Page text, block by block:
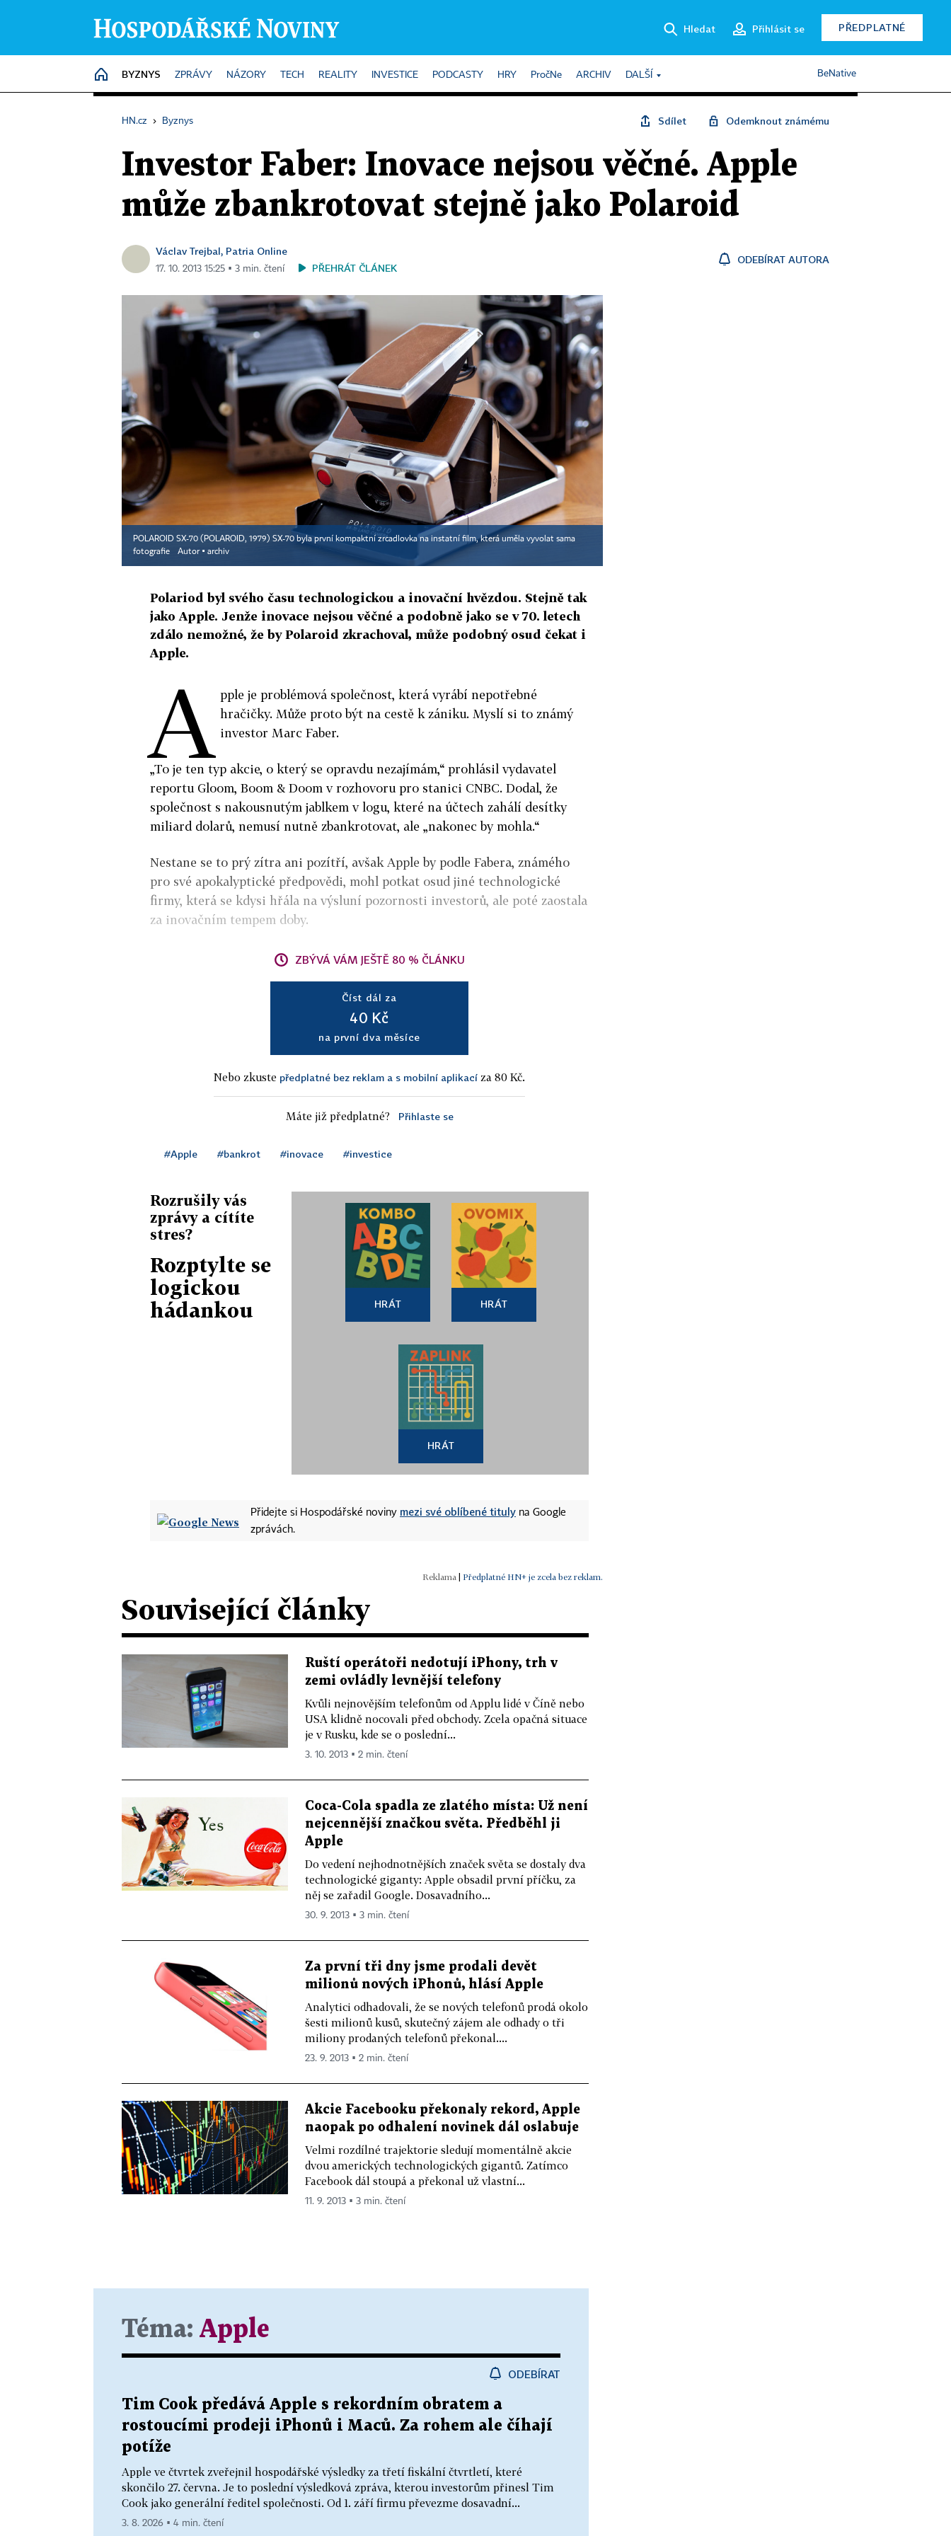
Hledat Přihlásit se PŘEDPLATNÉ
HOME
BYZNYS ZPRÁVY NÁZORY TECH REALITY INVESTICE PODCASTY HRY PročNe ARCHIV DALŠÍ BeNative
HN.cz › Byznys Sdílet Odemknout známému
Investor Faber: Inovace nejsou věčné. Apple
může zbankrotovat stejně jako Polaroid
Václav Trejbal, Patria Online
17. 10. 2013 15:25 ▪ 3 min. čtení PŘEHRÁT ČLÁNEK
ODEBÍRAT AUTORA
POLAROID SX-70 (POLAROID, 1979) SX-70 byla první kompaktní zrcadlovka na instatní film, která uměla vyvolat sama
fotografie
Autor ▪ archiv
Polariod byl svého času technologickou a inovační hvězdou. Stejně tak
jako Apple. Jenže inovace nejsou věčné a podobně jako se v 70. letech
zdálo nemožné, že by Polaroid zkrachoval, může podobný osud čekat i
Apple.
A pple je problémová společnost, která vyrábí nepotřebné
hračičky. Může proto být na cestě k zániku. Myslí si to známý
investor Marc Faber.
„To je ten typ akcie, o který se opravdu nezajímám,“ prohlásil vydavatel
reportu Gloom, Boom & Doom v rozhovoru pro stanici CNBC. Dodal, že
společnost s nakousnutým jablkem v logu, které na účtech zahálí desítky
miliard dolarů, nemusí nutně zbankrotovat, ale „nakonec by mohla.“
Nestane se to prý zítra ani pozítří, avšak Apple by podle Fabera, známého
pro své apokalyptické předpovědi, mohl potkat osud jiné technologické
firmy, která se kdysi hřála na výsluní pozornosti investorů, ale poté zaostala
za inovačním tempem doby.
ZBÝVÁ VÁM JEŠTĚ 80 % ČLÁNKU
Číst dál za
40 Kč
na první dva měsíce
Nebo zkuste předplatné bez reklam a s mobilní aplikací za 80 Kč.
Máte již předplatné? Přihlaste se
#Apple #bankrot #inovace #investice
Rozrušily vás
zprávy a cítíte
stres?
Rozptylte se
logickou
hádankou
HRÁT HRÁT
HRÁT
Přidejte si Hospodářské noviny mezi své oblíbené tituly na Google
zprávách.
| Předplatné HN+ je zcela bez reklam.
Související články
Ruští operátoři nedotují iPhony, trh v
zemi ovládly levnější telefony
Kvůli nejnovějším telefonům od Applu lidé v Číně nebo
USA klidně nocovali před obchody. Zcela opačná situace
je v Rusku, kde se o poslední...
3. 10. 2013 ▪ 2 min. čtení
Coca-Cola spadla ze zlatého místa: Už není
nejcennější značkou světa. Předběhl ji
Apple
Do vedení nejhodnotnějších značek světa se dostaly dva
technologické giganty: Apple obsadil první příčku, za
něj se zařadil Google. Dosavadního...
30. 9. 2013 ▪ 3 min. čtení
Za první tři dny jsme prodali devět
milionů nových iPhonů, hlásí Apple
Analytici odhadovali, že se nových telefonů prodá okolo
šesti milionů kusů, skutečný zájem ale odhady o tři
miliony prodaných telefonů překonal....
23. 9. 2013 ▪ 2 min. čtení
Akcie Facebooku překonaly rekord, Apple
naopak po odhalení novinek dál oslabuje
Velmi rozdílné trajektorie sledují momentálně akcie
dvou amerických technologických gigantů. Zatímco
Facebook dál stoupá a překonal už vlastní...
11. 9. 2013 ▪ 3 min. čtení
Téma: Apple
ODEBÍRAT
Tim Cook předává Apple s rekordním obratem a
rostoucími prodeji iPhonů i Maců. Za rohem ale číhají
potíže
Apple ve čtvrtek zveřejnil hospodářské výsledky za třetí fiskální čtvrtletí, které
skončilo 27. června. Je to poslední výsledková zpráva, kterou investorům přinesl Tim
Cook jako generální ředitel společnosti. Od 1. září firmu převezme dosavadní...
3. 8. 2026 ▪ 4 min. čtení